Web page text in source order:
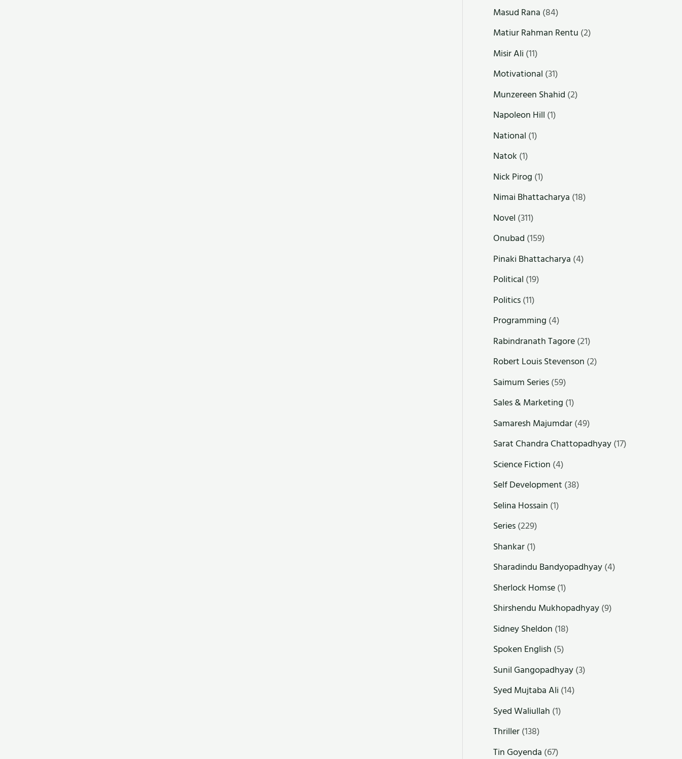
Masud Rana (84)
Matiur Rahman Rentu (2)
Misir Ali (11)
Motivational (31)
Munzereen Shahid (2)
Napoleon Hill (1)
National (1)
Natok (1)
Nick Pirog (1)
Nimai Bhattacharya (18)
Novel (311)
Onubad (159)
Pinaki Bhattacharya (4)
Political (19)
Politics(11)
Programming (4)
Rabindranath Tagore(21)
Robert Louis Stevenson (2)
Saimum Series(59)
Sales & Marketing (1)
Samaresh Majumdar(49)
Sarat Chandra Chattopadhyay(17)
Science Fiction (4)
Self Development (38)
Selina Hossain (1)
Series(229)
Shankar(1)
Sharadindu Bandyopadhyay(4)
Sherlock Homse(1)
Shirshendu Mukhopadhyay(9)
Sidney Sheldon (18)
Spoken English (5)
Sunil Gangopadhyay(3)
Syed Mujtaba Ali (14)
Syed Waliullah (1)
Thriller(138)
Tin Goyenda (67)